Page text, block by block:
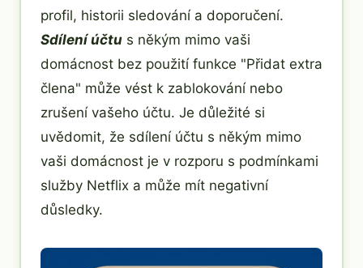
profil, historii sledování a doporučení.
Sdílení účtu s někým mimo vaši
domácnost bez použití funkce "Přidat extra
člena" může vést k zablokování nebo
zrušení vašeho účtu. Je důležité si
uvědomit, že sdílení účtu s někým mimo
vaši domácnost je v rozporu s podmínkami
služby Netflix a může mít negativní
důsledky.